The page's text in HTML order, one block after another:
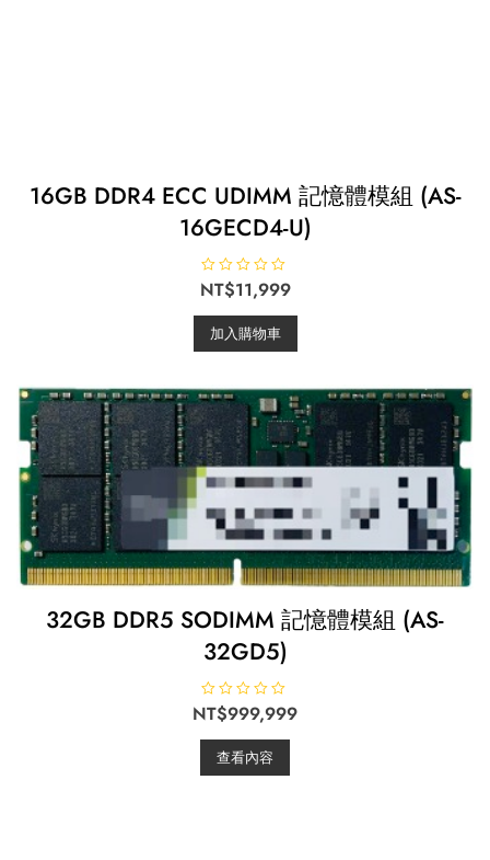
16GB DDR4 ECC UDIMM 記憶體模組 (AS-
16GECD4-U)
評
分
分
5
NT$11,999
加入購物車
32GB DDR5 SODIMM 記憶體模組 (AS-
32GD5)
評
分
5
NT$999,999
查看內容